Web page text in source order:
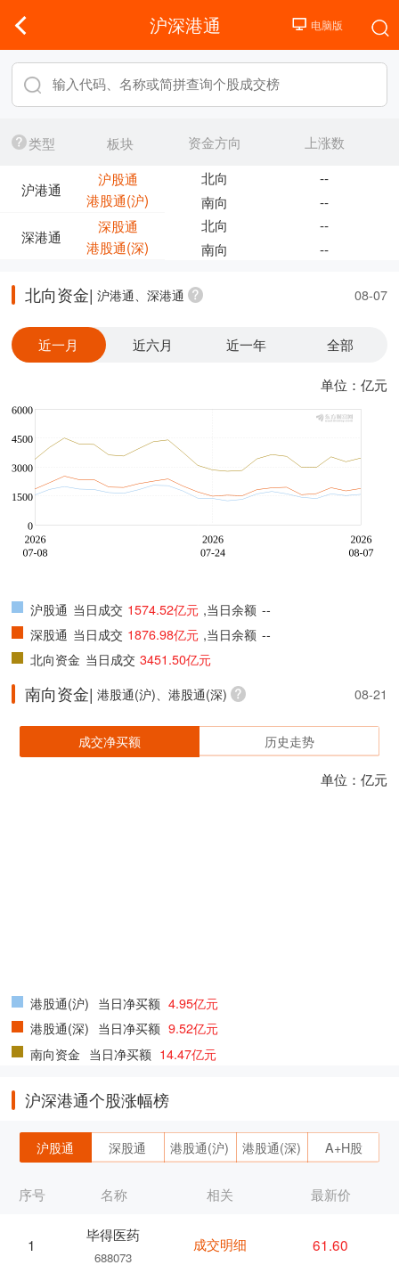
沪深港通
类型 板块
沪港通
沪股通
港股通(沪)
深港通
深股通
港股通(深)
资金方向
上涨数
北向
--
南向
--
北向
--
南向
--
北向资金| 沪港通、深港通 08-07
近一月 近六月 近一年 全部
单位：亿元
沪股通 当日成交 1574.52亿元 ,当日余额 --
深股通 当日成交 1876.98亿元 ,当日余额 --
北向资金 当日成交 3451.50亿元
南向资金| 港股通(沪)、港股通(深) 08-21
成交净买额 历史走势
单位：亿元
港股通(沪) 当日净买额 4.95亿元
港股通(深) 当日净买额 9.52亿元
南向资金 当日净买额 14.47亿元
沪深港通个股涨幅榜
沪股通 深股通 港股通(沪) 港股通(深) A+H股
序号 名称
1
毕得医药
688073
相关 最新价
成交明细 61.60